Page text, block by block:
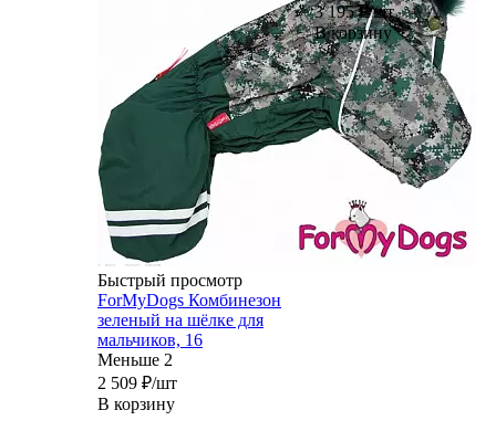
Быстрый просмотр
ForMyDogs Комбинезон
зеленый на шёлке для
мальчиков, 16
Меньше 2
2 509 ₽/шт
В корзину
3 195₽/шт
В корзину